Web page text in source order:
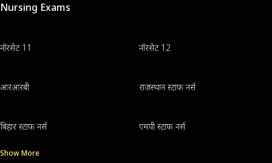
Nursing Exams
नॉरसेट 11 नॉरसेट 12
आरआरबी राजस्थान स्टाफ नर्स
बिहार स्टाफ नर्स एमपी स्टाफ नर्स
Show More